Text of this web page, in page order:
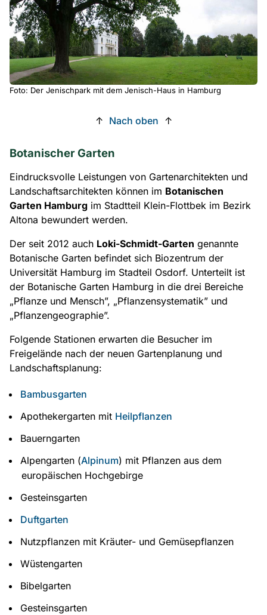
Foto: Der Jenischpark mit dem Jenisch-Haus in Hamburg
↑ Nach oben ↑
Botanischer Garten
Eindrucksvolle Leistungen von Gartenarchitekten und
Landschaftsarchitekten können im Botanischen
Garten Hamburg im Stadtteil Klein-Flottbek im Bezirk
Altona bewundert werden.
Der seit 2012 auch Loki-Schmidt-Garten genannte
Botanische Garten befindet sich Biozentrum der
Universität Hamburg im Stadteil Osdorf. Unterteilt ist
der Botanische Garten Hamburg in die drei Bereiche
„Pflanze und Mensch”, „Pflanzensystematik” und
„Pflanzengeographie”.
Folgende Stationen erwarten die Besucher im
Freigelände nach der neuen Gartenplanung und
Landschaftsplanung:
Bambusgarten
Apothekergarten mit Heilpflanzen
Bauerngarten
Alpengarten (Alpinum) mit Pflanzen aus dem
europäischen Hochgebirge
Gesteinsgarten
Duftgarten
Nutzpflanzen mit Kräuter- und Gemüsepflanzen
Wüstengarten
Bibelgarten
Gesteinsgarten